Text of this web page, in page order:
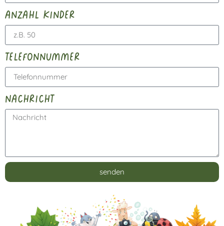
anzahl kinder
telefonnummer
nachricht
senden